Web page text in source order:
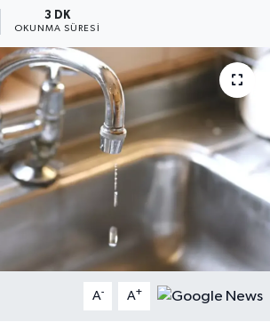
3 DK
OKUNMA SÜRESI
A- A+